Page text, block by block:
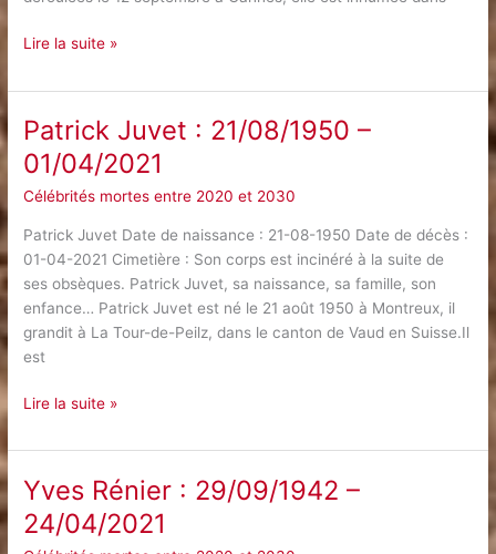
Annie
:
–
04/09/2020
Lire la suite »
Patrick Juvet : 21/08/1950 –
01/04/2021
Célébrités mortes entre 2020 et 2030
Patrick Juvet Date de naissance : 21-08-1950 Date de décès :
01-04-2021 Cimetière : Son corps est incinéré à la suite de
ses obsèques. Patrick Juvet, sa naissance, sa famille, son
enfance… Patrick Juvet est né le 21 août 1950 à Montreux, il
grandit à La Tour-de-Peilz, dans le canton de Vaud en Suisse.Il
est
Patrick
:
–
01/04/2021
Lire la suite »
Yves Rénier : 29/09/1942 –
24/04/2021